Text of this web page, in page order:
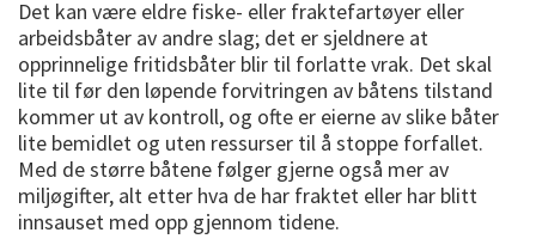
Det kan være eldre fiske- eller fraktefartøyer eller
arbeidsbåter av andre slag; det er sjeldnere at
opprinnelige fritidsbåter blir til forlatte vrak. Det skal
lite til før den løpende forvitringen av båtens tilstand
kommer ut av kontroll, og ofte er eierne av slike båter
lite bemidlet og uten ressurser til å stoppe forfallet.
Med de større båtene følger gjerne også mer av
miljøgifter, alt etter hva de har fraktet eller har blitt
innsauset med opp gjennom tidene.